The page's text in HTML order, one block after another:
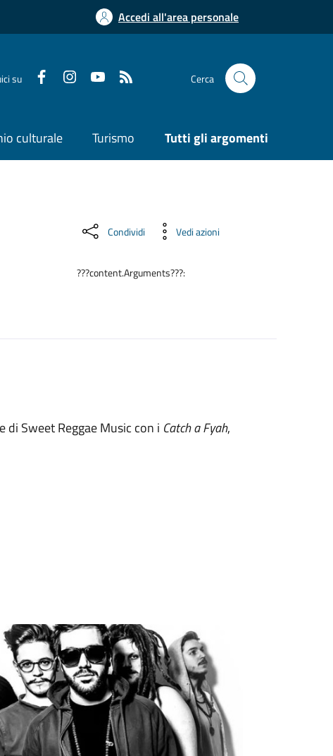
Accedi all'area personale
su Cerca
culturale Turismo Tutti gli argomenti
Condividi Vedi azioni
???content.Arguments???:
di Sweet Reggae Music con i Catch a Fyah,